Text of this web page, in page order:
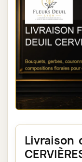
Livraison